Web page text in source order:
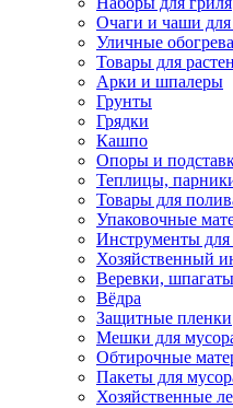
Очаги и чаши для
Уличные
Товары для
Арки и шпалеры
Грунты
Грядки
Кашпо
Опоры и
Теплицы,
Товары для
Упаковочные
Инструменты для
Хозяйственный
Веревки, шпагаты
Вёдра
Защитные пленки
Мешки для
Обтирочные
Пакеты для
Хозяйственные